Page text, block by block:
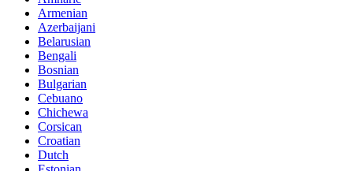
Armenian
Azerbaijani
Belarusian
Bengali
Bosnian
Bulgarian
Cebuano
Chichewa
Corsican
Croatian
Dutch